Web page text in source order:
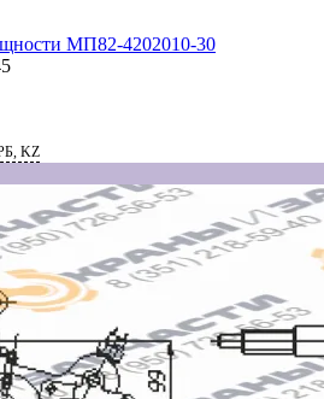
МП82-4202010-30
KZ